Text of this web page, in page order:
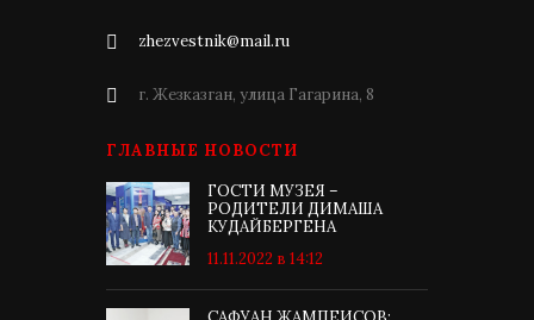
zhezvestnik@mail.ru
г. Жезказган, улица Гагарина, 8
ГЛАВНЫЕ НОВОСТИ
ГОСТИ МУЗЕЯ –
РОДИТЕЛИ ДИМАША
КУДАЙБЕРГЕНА
11.11.2022 в 14:12